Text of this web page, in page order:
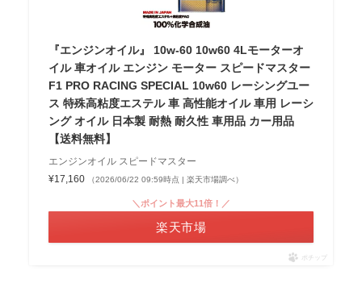
『エンジンオイル』 10w-60 10w60 4Lモーターオ
イル 車オイル エンジン モーター スピードマスター
F1 PRO RACING SPECIAL 10w60 レーシングユー
ス 特殊高粘度エステル 車 高性能オイル 車用 レーシ
ング オイル 日本製 耐熱 耐久性 車用品 カー用品
【送料無料】
エンジンオイル スピードマスター
¥17,160
（2026/06/22 09:59時点 | 楽天市場調べ）
＼ポイント最大11倍！／
楽天市場
ポチップ